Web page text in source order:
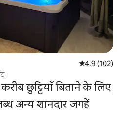
औसत रेटिंग 5 में
4.9 (102)
छुट्टियाँ बिताने के लिए
अन्य शानदार जगहें